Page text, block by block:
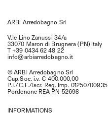
ARBI Arredobagno Srl
V.le Lino Zanussi 34/a
33070 Maron di Brugnera (PN) Italy
T +39 0434 62 48 22
info@arbiarredobagno.it
© ARBI Arredobagno Srl
Cap.Soc. i.v. € 400.000,00
P.I./C.F./Iscr. Reg. Imp. 01250700935
Pordenone REA PN 52698
INFORMATIONS